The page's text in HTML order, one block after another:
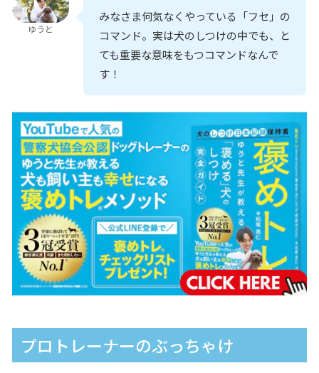
ゆうと
みなさま何気なくやっている「フセ」の
コマンド。実は犬のしつけの中でも、と
ても重要な意味をもつコマンドなんで
す！
プロトレーナーのぶっちゃけ